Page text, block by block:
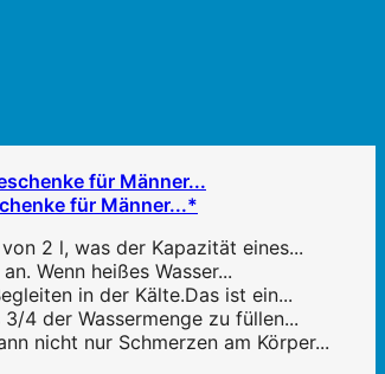
für Männer...*
2 l, was der Kapazität eines...
Wenn heißes Wasser...
in der Kälte.Das ist ein...
4 der Wassermenge zu füllen...
nicht nur Schmerzen am Körper...